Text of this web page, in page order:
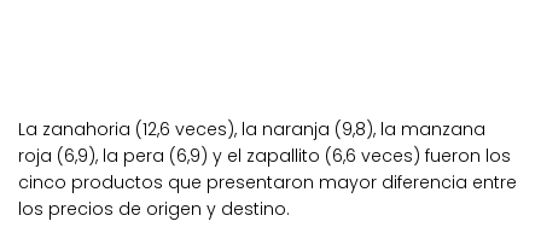
La zanahoria (12,6 veces), la naranja (9,8), la manzana
roja (6,9), la pera (6,9) y el zapallito (6,6 veces) fueron los
cinco productos que presentaron mayor diferencia entre
los precios de origen y destino.